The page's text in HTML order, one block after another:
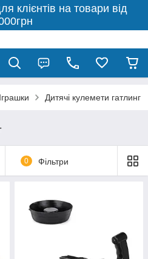
клієнтів на товари від
Іграшки Дитячі кулемети гатлинг
0 Фільтри